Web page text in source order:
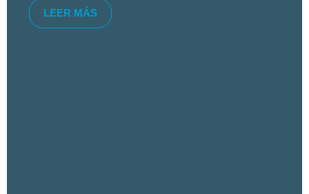
LEER MÁS